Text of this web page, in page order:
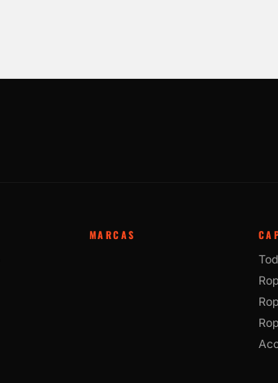
MARCAS